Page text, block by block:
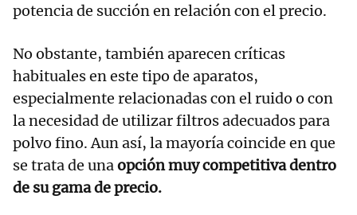
potencia de succión en relación con el precio.
No obstante, también aparecen críticas
habituales en este tipo de aparatos,
especialmente relacionadas con el ruido o con
la necesidad de utilizar filtros adecuados para
polvo fino. Aun así, la mayoría coincide en que
se trata de unaopción muy competitiva dentro
de su gama de precio.